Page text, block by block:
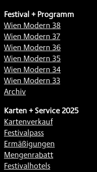
Festival + Programm
Wien Modern 38
Wien Modern 37
Wien Modern 36
Wien Modern 35
Wien Modern 34
Wien Modern 33
Archiv
Karten + Service 2025
Kartenverkauf
Festivalpass
Ermäßigungen
Mengenrabatt
Festivalhotels